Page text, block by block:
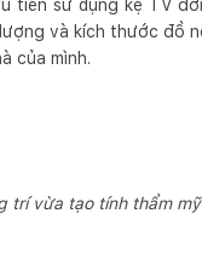
tiên sử dụng kệ TV
và kích thước đồ
của mình.
trí vừa tạo tính thẩm